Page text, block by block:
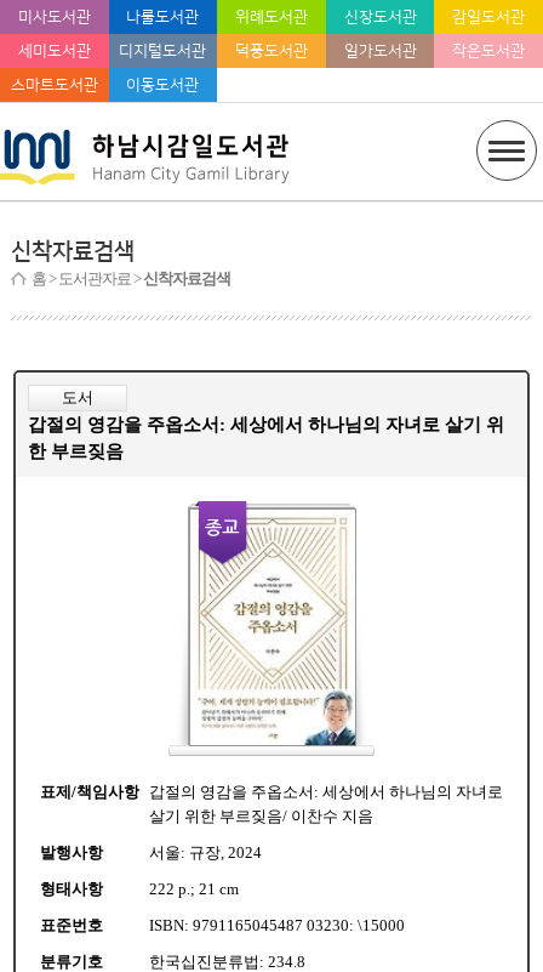
미사도서관 나룰도서관 위례도서관 신장도서관
감일도서관
세미도서관
디지털도서관 덕풍도서관 일가도서관
작은도서관
스마트도서관
이동도서관
신착자료검색
홈> 도서관자료 >신착자료검색